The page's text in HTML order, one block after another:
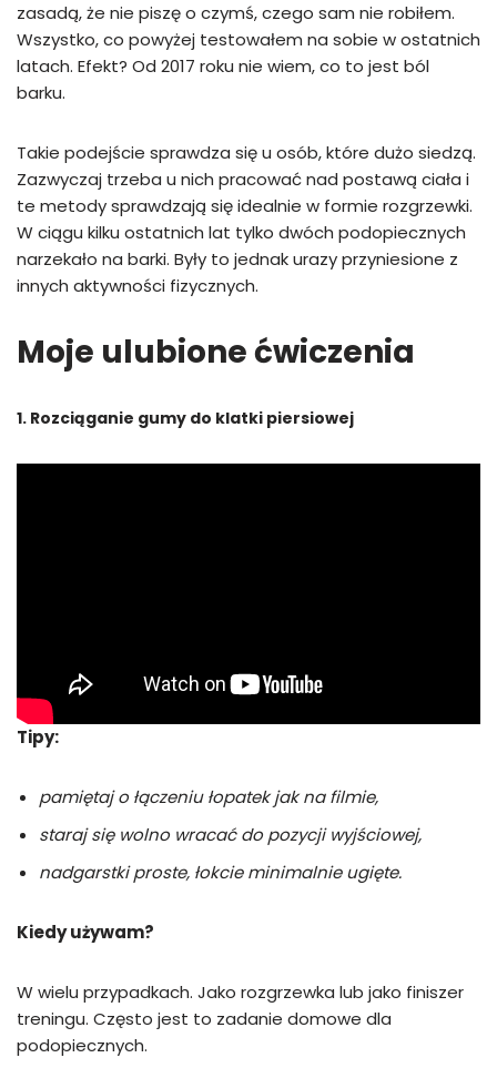
zasadą, że nie piszę o czymś, czego sam nie robiłem.
Wszystko, co powyżej testowałem na sobie w ostatnich
latach. Efekt? Od 2017 roku nie wiem, co to jest ból
barku.
Takie podejście sprawdza się u osób, które dużo siedzą.
Zazwyczaj trzeba u nich pracować nad postawą ciała i
te metody sprawdzają się idealnie w formie rozgrzewki.
W ciągu kilku ostatnich lat tylko dwóch podopiecznych
narzekało na barki. Były to jednak urazy przyniesione z
innych aktywności fizycznych.
Moje ulubione ćwiczenia
1. Rozciąganie gumy do klatki piersiowej
Tipy:
pamiętaj o łączeniu łopatek jak na filmie,
staraj się wolno wracać do pozycji wyjściowej,
nadgarstki proste, łokcie minimalnie ugięte.
Kiedy używam?
W wielu przypadkach. Jako rozgrzewka lub jako finiszer
treningu. Często jest to zadanie domowe dla
podopiecznych.